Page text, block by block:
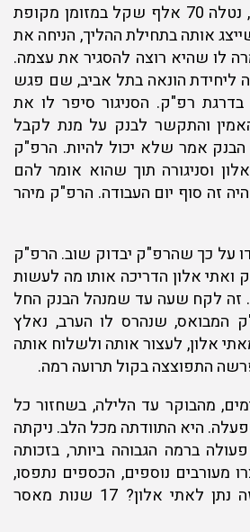
ביום בו הסגירה עצמה, נטלה 70 אלף שקל במזומן מקופת
אותה בתחילת ההליך, הניחה את
לו שהיא רוצה להסגיר את עצמה.
ליחידת הונאה בתל אביב, שם פגש
רפ"ק. הסניגור סיפר לו את
והתקשר לבנק על מנת לקבל
אמר שלא יכול להיות. הרפ"ק
וסניגורה תוך שהוא אומר להם
זה סוף יום העבודה. הרפ"ק מיהר
על כך שהרפ"ק יבדוק שוב. הרפ"ק
ואתי אלון הדריכה אותו מה לעשות
זה לקח שעה עד שמנהל הבנק החל
המבואס, שנהרס לו הערב, נאלץ
אלון, לעצור אותה ולשלוח אותה
התפוצצה בקול תרועה רמה.
אלון בילתה 40 ימים, מהבוקר עד הלילה, בשחזור כל
היא התוודתה מכל הלב. ניקתה
ברמה הגבוהה ביותר, בזכותה
מעורבים נוספים, הכספים נתפסו,
הלקוחות פוצו. ומה זה נתן לאתי אלון? 17 שנות מאסר